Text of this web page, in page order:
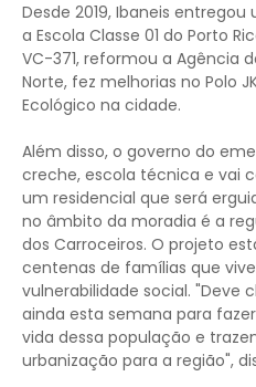
Desde 2019, Ibaneis
a Escola Classe 01 do Porto
VC-371, reformou a Agência
Norte, fez melhorias no Polo
Ecológico na cidade.
Além disso, o governo do
creche, escola técnica e vai
um residencial que será
no âmbito da moradia é a
dos Carroceiros. O projeto
centenas de famílias que
vulnerabilidade social. "Deve
ainda esta semana para
vida dessa população e
urbanização para a região",